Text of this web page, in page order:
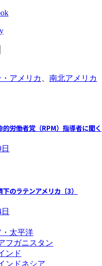
アメリカ
南北アメリカ
的労働者党（RPM）指導者に聞く
のラテンアメリカ〔3）
太平洋
フガニスタン
ンド
ンドネシア